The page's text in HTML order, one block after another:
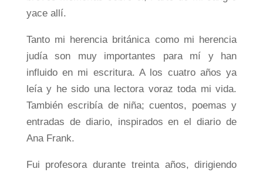
yace allí.
Tanto mi herencia británica como mi herencia
judía son muy importantes para mí y han
influido en mi escritura. A los cuatro años ya
leía y he sido una lectora voraz toda mi vida.
También escribía de niña; cuentos, poemas y
entradas de diario, inspirados en el diario de
Ana Frank.
Fui profesora durante treinta años, dirigiendo